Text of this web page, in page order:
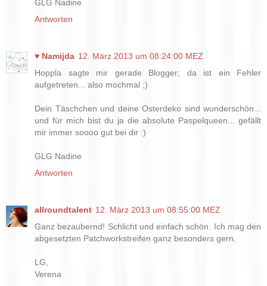
GLG Nadine
Antworten
♥ Namijda 12. März 2013 um 08:24:00 MEZ
Hoppla sagte mir gerade Blogger; da ist ein Fehler
aufgetreten... also mochmal ;)
Dein Täschchen und deine Osterdeko sind wunderschön...
und für mich bist du ja die absolute Paspelqueen... gefällt
mir immer soooo gut bei dir :)
GLG Nadine
Antworten
allroundtalent 12. März 2013 um 08:55:00 MEZ
Ganz bezaubernd! Schlicht und einfach schön. Ich mag den
abgesetzten Patchworkstreifen ganz besonders gern.
LG,
Verena